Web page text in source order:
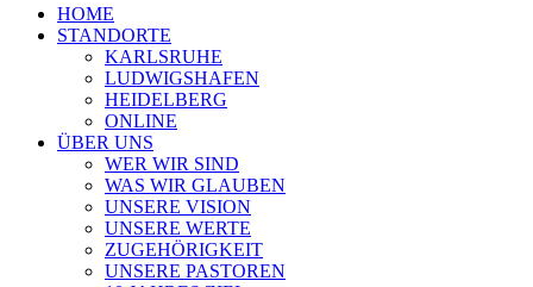
Menü
schließen
HOME
STANDORTE
KARLSRUHE
LUDWIGSHAFEN
HEIDELBERG
ONLINE
ÜBER UNS
WER WIR SIND
WAS WIR GLAUBEN
UNSERE VISION
UNSERE WERTE
ZUGEHÖRIGKEIT
UNSERE PASTOREN